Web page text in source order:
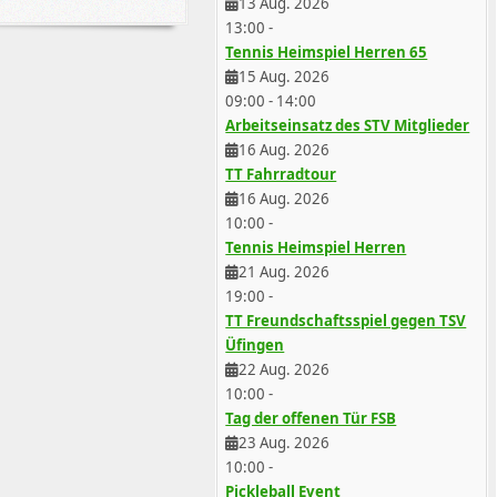
13:00 -
Tennis Heimspiel Herren 65
15 Aug. 2026
09:00 - 14:00
Arbeitseinsatz des STV Mitglieder
16 Aug. 2026
TT Fahrradtour
16 Aug. 2026
10:00 -
Tennis Heimspiel Herren
21 Aug. 2026
19:00 -
TT Freundschaftsspiel gegen TSV
Üfingen
22 Aug. 2026
10:00 -
Tag der offenen Tür FSB
23 Aug. 2026
10:00 -
Pickleball Event